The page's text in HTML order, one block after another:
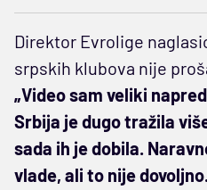
Direktor Evrolige
srpskih klubova nije
„Video sam veliki
Srbija je dugo tražila
sada ih je dobila.
vlade, ali to nije